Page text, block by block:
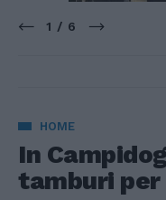
1 / 6
HOME
In
tamburi per